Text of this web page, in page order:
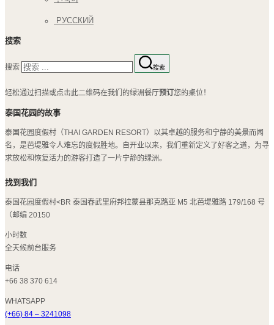
РУССКИЙ
搜索
搜索 搜索
轻松通过扫描或点击此二维码在我们的绿洲餐厅预订 您的桌位！
泰国花园的故事
泰国花园度假村（THAI GARDEN RESORT）以其卓越的服务和宁静的美景而闻
名，是芭堤雅令人难忘的度假胜地。自开业以来，我们重新定义了好客之道，为寻
求放松和恢复活力的游客打造了一片宁静的绿洲。
找到我们
泰国花园度假村<BR 泰国春武里府邦拉蒙县那克路亚 M5 北芭堤雅路 179/168 号
（邮编 20150
小时数
全天候前台服务
电话
+66 38 370 614
WHATSAPP
(+66) 84 – 3241098